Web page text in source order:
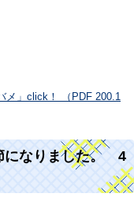
メ」click！ （PDF 200.1
になりました。 4